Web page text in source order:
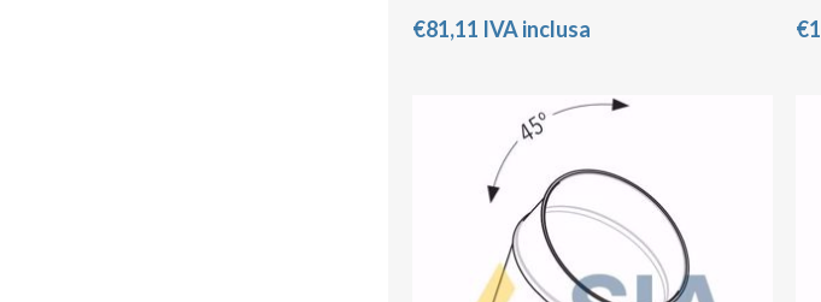
€81,11 IVA inclusa